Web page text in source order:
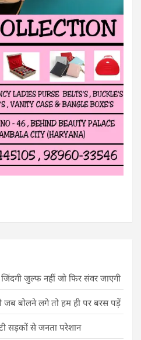
जुल्फ नहीं जो फिर संवर जाएगी
जब बोलने लगे तो हम ही पर बरस पड़ें
सड़कों से जनता परेशान